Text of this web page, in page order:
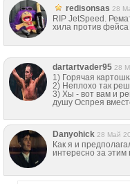
redisonsas 28
RIP JetSpeed.
хила против
dartartvader95 28
1) Горячая
2) Неплохо так
3) Хы - вот вам и
душу Оспрея
Danyohick 28 Май
Как я и
интересно за этим